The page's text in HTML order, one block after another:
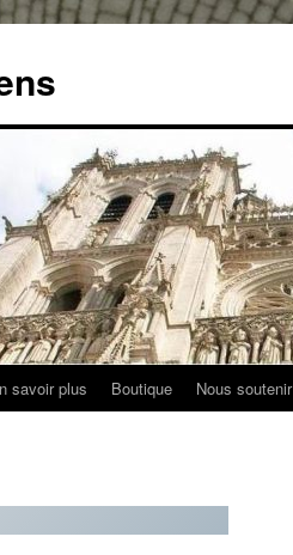
savoir plus Boutique Nous soutenir